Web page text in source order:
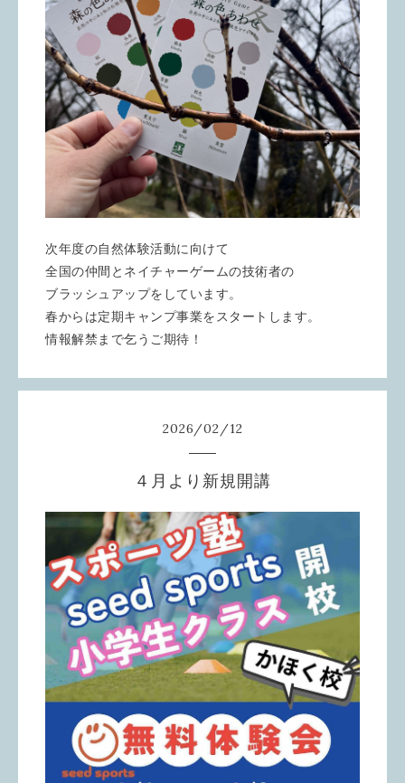
次年度の自然体験活動に向けて
全国の仲間とネイチャーゲームの技術者の
ブラッシュアップをしています。
春からは定期キャンプ事業をスタートします。
情報解禁まで乞うご期待！
2026/02/12
４月より新規開講